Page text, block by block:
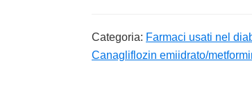
Categoria: Farmaci usati nel
Canagliflozin emiidrato/